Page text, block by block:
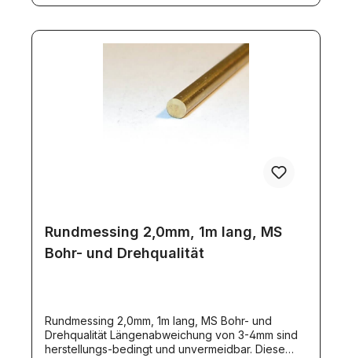
Rundmessing 2,0mm, 1m lang, MS
Bohr- und Drehqualität
Rundmessing 2,0mm, 1m lang, MS Bohr- und
Drehqualität Längenabweichung von 3-4mm sind
herstellungs-bedingt und unvermeidbar. Diese